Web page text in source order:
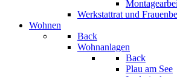
Werkstattrat und
Wohnen
Back
Wohnanlagen
Back
Plau am See